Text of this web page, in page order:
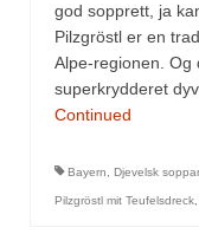
god sopprett, ja
Pilzgröstl er en
Alpe-regionen. Og
superkrydderet
Continued
Bayern, Djevelsk
Pilzgröstl mit Teufelsdreck,